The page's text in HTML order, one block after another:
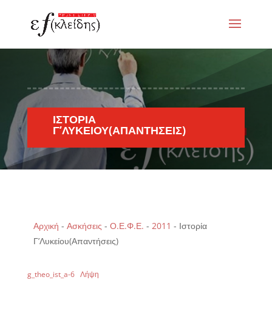
ΙΣΤΟΡΊΑ
Γ’ΛΥΚΕΊΟΥ(ΑΠΑΝΤΉΣΕΙΣ)
Αρχική - Ασκήσεις - Ο.Ε.Φ.Ε. - 2011 - Ιστορία
Γ’Λυκείου(Απαντήσεις)
g_theo_ist_a-6 Λήψη